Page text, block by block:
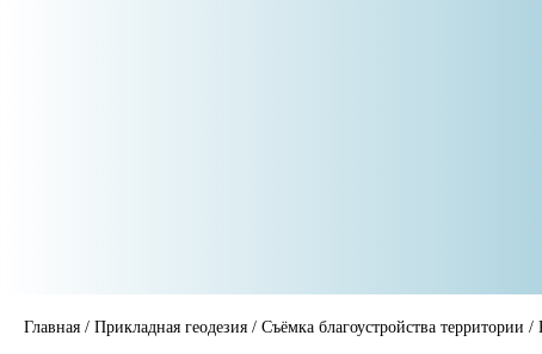
Главная / Прикладная геодезия / Съёмка благоустройства территории /